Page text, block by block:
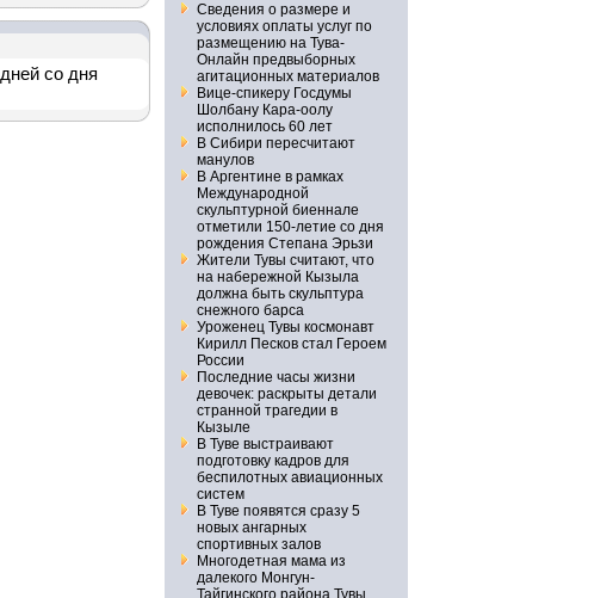
дней со дня
Сведения о размере и
условиях оплаты услуг по
размещению на Тува-
Онлайн предвыборных
агитационных материалов
Вице-спикеру Госдумы
Шолбану Кара-оолу
исполнилось 60 лет
В Сибири пересчитают
манулов
В Аргентине в рамках
Международной
скульптурной биеннале
отметили 150-летие со дня
рождения Степана Эрьзи
Жители Тувы считают, что
на набережной Кызыла
должна быть скульптура
снежного барса
Уроженец Тувы космонавт
Кирилл Песков стал Героем
России
Последние часы жизни
девочек: раскрыты детали
странной трагедии в
Кызыле
В Туве выстраивают
подготовку кадров для
беспилотных авиационных
систем
В Туве появятся сразу 5
новых ангарных
спортивных залов
Многодетная мама из
далекого Монгун-
Тайгинского района Тувы